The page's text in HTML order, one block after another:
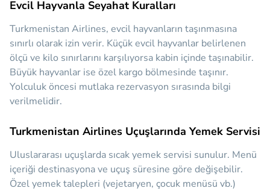
Evcil Hayvanla Seyahat Kuralları
Turkmenistan Airlines, evcil hayvanların taşınmasına
sınırlı olarak izin verir. Küçük evcil hayvanlar belirlenen
ölçü ve kilo sınırlarını karşılıyorsa kabin içinde taşınabilir.
Büyük hayvanlar ise özel kargo bölmesinde taşınır.
Yolculuk öncesi mutlaka rezervasyon sırasında bilgi
verilmelidir.
Turkmenistan Airlines Uçuşlarında Yemek Servisi
Uluslararası uçuşlarda sıcak yemek servisi sunulur. Menü
içeriği destinasyona ve uçuş süresine göre değişebilir.
Özel yemek talepleri (vejetaryen, çocuk menüsü vb.)